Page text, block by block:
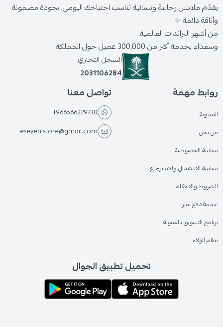
يقدّم ملابس رجالية ونسائية تناسب احتياجك اليومي، بجودة مضمونة
وأناقة دائمة ✨
من أشهر البراندات العالمية،
وسعداء بخدمة أكثر من 300,000 عميل حول المملكة.
السجل التجاري
2031106284
روابط مهمة
المدونة
من نحن
سياسة الخصوصية
سياسة الاستبدال والاسترجاع
الشروط والاحكام
خدمة دفع تمارا
برنامج التسويق بالعمولة
نظام الولاء
تواصل معنا
+966566229730
eseven.store@gmail.com
تحميل تطبيق الجوال